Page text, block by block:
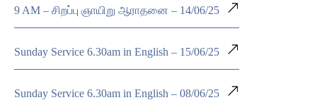
9 AM – சிறப்பு ஞாயிறு ஆராதனை – 14/06/25
Sunday Service 6.30am in English – 15/06/25
Sunday Service 6.30am in English – 08/06/25